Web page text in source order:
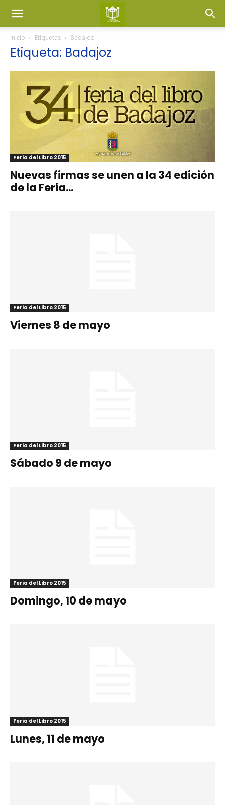
Inicio Etiquetas Badajoz
Etiqueta: Badajoz
Feria del Libro 2015
Nuevas firmas se unen a la 34 edición
de la Feria...
Feria del Libro 2015
Viernes 8 de mayo
Feria del Libro 2015
Sábado 9 de mayo
Feria del Libro 2015
Domingo, 10 de mayo
Feria del Libro 2015
Lunes, 11 de mayo